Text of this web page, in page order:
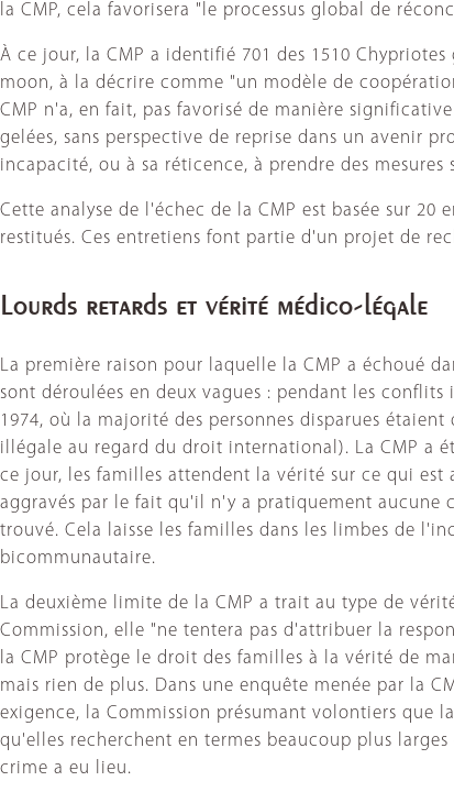
la CMP, cela favorisera "le processus global de
À ce jour, la CMP a identifié 701 des 1510
moon, à la décrire comme "un modèle de
CMP n'a, en fait, pas favorisé de manière
gelées, sans perspective de reprise dans un avenir
incapacité, ou à sa réticence, à prendre des
Cette analyse de l'échec de la CMP est basée sur
restitués. Ces entretiens font partie d'un projet de
Lourds retards et vérité médico-légale
La première raison pour laquelle la CMP a échoué
sont déroulées en deux vagues : pendant les
1974, où la majorité des personnes disparues
illégale au regard du droit international). La CMP a
ce jour, les familles attendent la vérité sur ce qui est
aggravés par le fait qu'il n'y a pratiquement aucune
trouvé. Cela laisse les familles dans les limbes de
bicommunautaire.
La deuxième limite de la CMP a trait au type de
Commission, elle "ne tentera pas d'attribuer la
la CMP protège le droit des familles à la vérité de
mais rien de plus. Dans une enquête menée par la
exigence, la Commission présumant volontiers que
qu'elles recherchent en termes beaucoup plus
crime a eu lieu.